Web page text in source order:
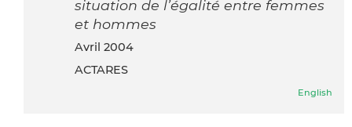
situation de l’égalité entre femmes
et hommes
avril 2004
ACTARES
English